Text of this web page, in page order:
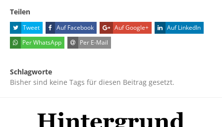
Teilen
Tweet Auf Facebook Auf Google+
Auf LinkedIn
Per WhatsApp
Per E-Mail
Schlagworte
Bisher sind keine Tags für diesen Beitrag gesetzt.